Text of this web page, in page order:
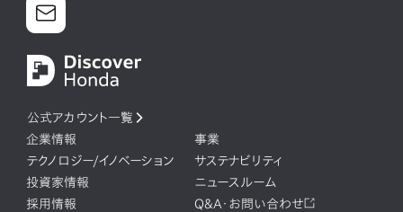
公式アカウント一覧
企業情報
事業
テクノロジー/イノベーション
サステナビリティ
投資家情報
ニュースルーム
採用情報
Q&A・お問い合わせ